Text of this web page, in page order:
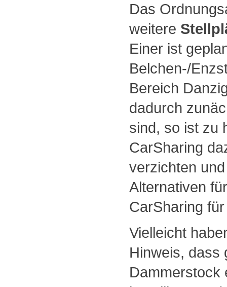
Das
weitere
Einer ist
Belchen-/
Bereich
dadurch
sind, so ist zu
CarSharing
verzichten
Alternativen
CarSharing
Vielleicht
Hinweis, dass
Dammerstock